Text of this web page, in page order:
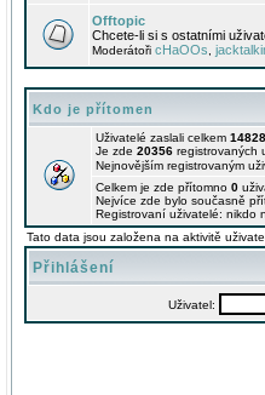
Offtopic
Chcete-li si s ostatními
Moderátoři cHaOOs
Kdo je přítomen
Uživatelé zaslali celkem
Je zde 20356 registrovaných
Nejnovějším registrovaným
Celkem je zde přítomno 0
Nejvíce zde bylo současně
Registrovaní uživatelé: nikdo
Tato data jsou založena na aktivitě
Přihlášení
Uživatel: